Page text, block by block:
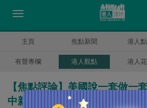
主頁 焦點新聞 港人
有聲專欄 港人觀點 港人
【焦點評論】美國說一套做
中新冷戰已開打？